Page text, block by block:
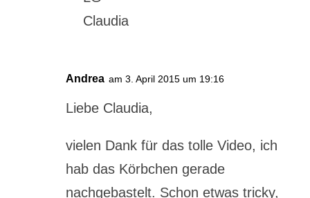
Claudia
Andrea am 3. April 2015 um 19:16
Liebe Claudia,
vielen Dank für das tolle Video, ich
hab das Körbchen gerade
nachgebastelt. Schon etwas tricky,